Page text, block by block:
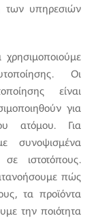
των υπηρεσιών
Οι
είναι
για
ατόμου. Για
συνοψισμένα
σε ιστοτόπους.
πώς
τα προϊόντα
την ποιότητα